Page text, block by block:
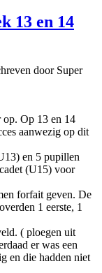
13 en 14
door Super
Op 13 en 14
aanwezig op dit
en 5 pupillen
(U15) voor
forfait geven. De
1 eerste, 1
( ploegen uit
er was een
en die hadden niet